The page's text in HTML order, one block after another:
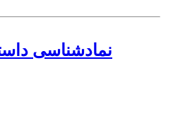
نمادشناسی